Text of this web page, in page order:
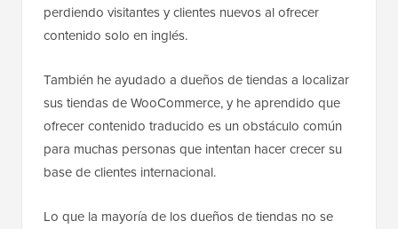
perdiendo visitantes y clientes nuevos al ofrecer
contenido solo en inglés.
También he ayudado a dueños de tiendas a localizar
sus tiendas de WooCommerce, y he aprendido que
ofrecer contenido traducido es un obstáculo común
para muchas personas que intentan hacer crecer su
base de clientes internacional.
Lo que la mayoría de los dueños de tiendas no se